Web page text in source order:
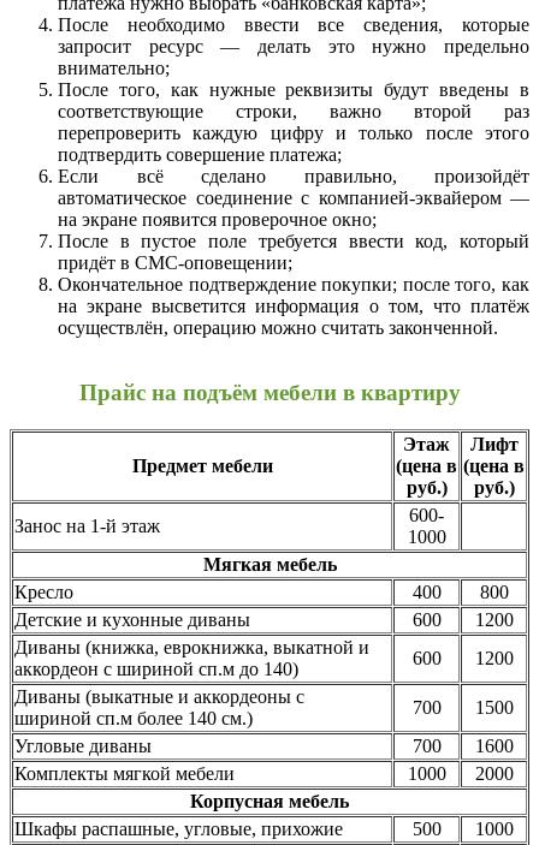
После необходимо ввести все сведения, которые
запросит ресурс — делать это нужно предельно
внимательно;
После того, как нужные реквизиты будут введены в
соответствующие строки, важно второй раз
перепроверить каждую цифру и только после этого
подтвердить совершение платежа;
Если всё сделано правильно, произойдёт
автоматическое соединение с компанией-эквайером —
на экране появится проверочное окно;
После в пустое поле требуется ввести код, который
придёт в СМС-оповещении;
Окончательное подтверждение покупки; после того, как
на экране высветится информация о том, что платёж
осуществлён, операцию можно считать законченной.
Прайс на подъём мебели в квартиру
Предмет мебели
Этаж
(цена в
руб.)
Лифт
(цена в
руб.)
Занос на 1-й этаж
600-
1000
Мягкая мебель
Кресло
400
800
Детские и кухонные диваны
600
1200
Диваны (книжка, еврокнижка, выкатной и
аккордеон с шириной сп.м до 140)
600
1200
Диваны (выкатные и аккордеоны с
шириной сп.м более 140 см.)
700
1500
Угловые диваны
700
1600
Комплекты мягкой мебели
1000
2000
Корпусная мебель
Шкафы распашные, угловые, прихожие
500
1000